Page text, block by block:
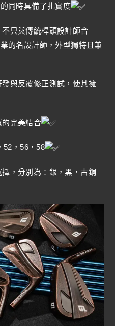
同時具備了扎實度
只與傳統桿頭設計師合
的名設計師，外型獨特且兼
與反覆修正測試，使其擁
完美結合
52，56，58
，分別為：銀，黑，古銅